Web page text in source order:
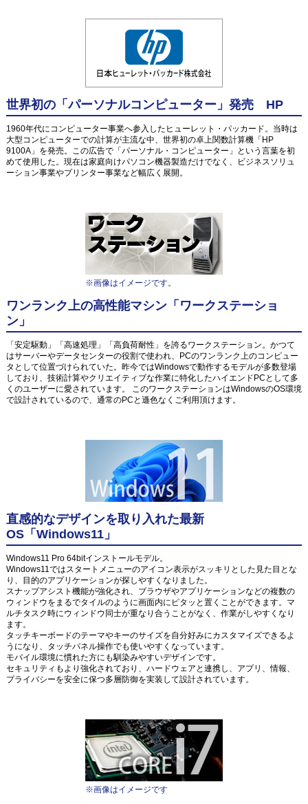
世界初の「パーソナルコンピューター」発売 HP
1960年代にコンピューター事業へ参入したヒューレット・パッカード。当時は
大型コンピューターでの計算が主流な中、世界初の卓上関数計算機「HP
9100A」を発売。この広告で「パーソナル・コンピューター」という言葉を初
めて使用した。現在は家庭向けパソコン機器製造だけでなく、ビジネスソリュ
ーション事業やプリンター事業など幅広く展開。
※画像はイメージです。
ワンランク上の高性能マシン「ワークステーショ
ン」
「安定駆動」「高速処理」「高負荷耐性」を誇るワークステーション。かつて
はサーバーやデータセンターの役割で使われ、PCのワンランク上のコンピュー
タとして位置づけられていた。昨今ではWindowsで動作するモデルが多数登場
しており、技術計算やクリエイティブな作業に特化したハイエンドPCとして多
くのユーザーに愛されています。 このワークステーションはWindowsのOS環境
で設計されているので、通常のPCと遜色なくご利用頂けます。
直感的なデザインを取り入れた最新
OS「Windows11」
Windows11 Pro 64bitインストールモデル。
Windows11ではスタートメニューのアイコン表示がスッキリとした見た目とな
り、目的のアプリケーションが探しやすくなりました。
スナップアシスト機能が強化され、ブラウザやアプリケーションなどの複数の
ウィンドウをまるでタイルのように画面内にピタッと置くことができます。マ
ルチタスク時にウィンドウ同士が重なり合うことがなく、作業がしやすくなり
ます。
タッチキーボードのテーマやキーのサイズを自分好みにカスタマイズできるよ
うになり、タッチパネル操作でも使いやすくなっています。
モバイル環境に慣れた方にも馴染みやすいデザインです。
セキュリティもより強化されており、ハードウェアと連携し、アプリ、情報、
プライバシーを安全に保つ多層防御を実装して設計されています。
※画像はイメージです